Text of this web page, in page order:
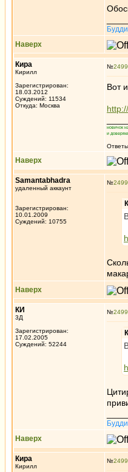
Наверх
Кира
Кирилл
Зарегистрирован:
18.03.2012
Суждений: 11534
Откуда: Москва
№
Вот
новичок
и
Наверх
Samantabhadra
удаленный аккаунт
Зарегистрирован:
10.01.2009
Суждений: 10755
№
Наверх
КИ
3Д
Зарегистрирован:
17.02.2005
Суждений: 52244
№
Наверх
Кира
Кирилл
№